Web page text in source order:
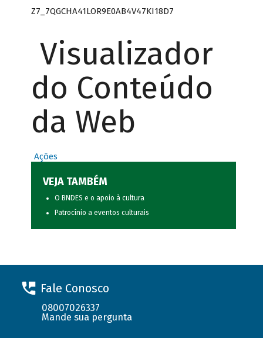
Z7_7QGCHA41LOR9E0AB4V47KI18D7
Visualizador
do Conteúdo
da Web
Ações
VEJA TAMBÉM
O BNDES e o apoio à cultura
Patrocínio a eventos culturais
Fale Conosco
08007026337
Mande sua pergunta